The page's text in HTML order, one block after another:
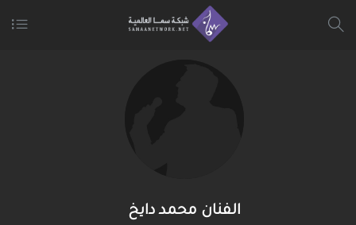
الفنان محمد دايخ